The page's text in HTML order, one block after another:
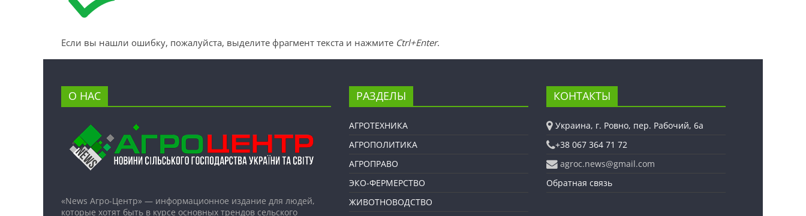
Если вы нашли ошибку, пожалуйста, выделите фрагмент текста и нажмите Ctrl+Enter.
О НАС
«News Агро-Центр» — информационное издание для людей,
которые хотят быть в курсе основных трендов сельского
РАЗДЕЛЫ
АГРОТЕХНИКА
АГРОПОЛИТИКА
АГРОПРАВО
ЭКО-ФЕРМЕРСТВО
ЖИВОТНОВОДСТВО
КОНТАКТЫ
Украина, г. Ровно, пер. Рабочий, 6а
+38 067 364 71 72
agroc.news@gmail.com
Обратная связь